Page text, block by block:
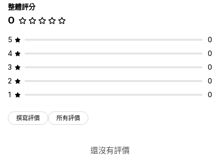
通知
電子郵件 即時通知
整體評分
0
5
0
4
0
3
0
2
0
1
0
撰寫評價 所有評價
還沒有評價